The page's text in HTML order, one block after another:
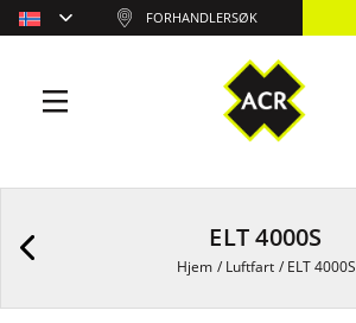
ELT 4000S
Hjem /Luftfart /ELT 4000S
FORHANDLERSØK